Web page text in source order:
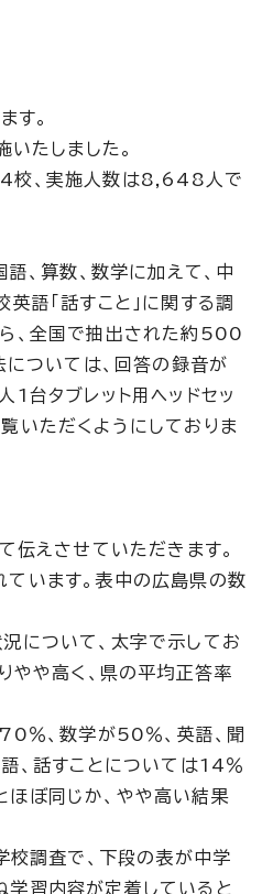
す。
たしました。
校、実施人数は8,648人で
、算数、数学に加えて、中
語「話すこと」に関する調
ら、全国で抽出された約500
ついては、回答の録音が
台タブレット用ヘッドセッ
いただくようにしておりま
伝えさせていただきます。
います。表中の広島県の数
について、太字で示してお
やや高く、県の平均正答率
％、数学が50％、英語、聞
、話すことについては14％
ほぼ同じか、やや高い結果
校調査で、下段の表が中学
学習内容が定着していると